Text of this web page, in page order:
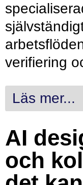
verifiering
Läs mer...
AI
och